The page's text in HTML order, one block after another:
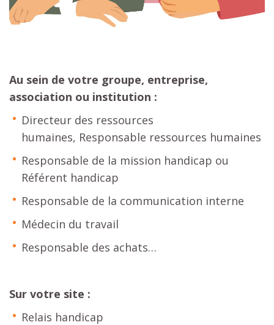
Au sein de votre groupe, entreprise,
association ou institution :
Directeur des ressources
humaines, Responsable ressources humaines
Responsable de la mission handicap ou
Référent handicap
Responsable de la communication interne
Médecin du travail
Responsable des achats…
Sur votre site :
Relais handicap